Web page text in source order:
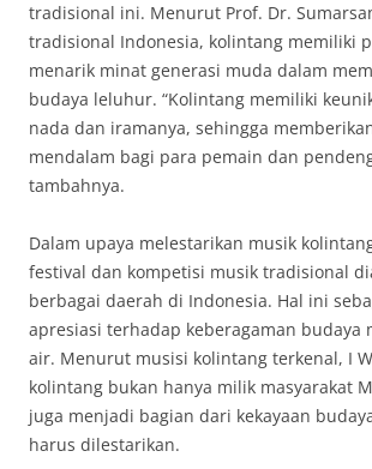
tradisional ini. Menurut Prof. Dr.
tradisional Indonesia, kolintang memiliki
menarik minat generasi muda dalam
budaya leluhur. “Kolintang memiliki
nada dan iramanya, sehingga
mendalam bagi para pemain dan
tambahnya.
Dalam upaya melestarikan musik
festival dan kompetisi musik tradisional
berbagai daerah di Indonesia. Hal ini
apresiasi terhadap keberagaman budaya
air. Menurut musisi kolintang terkenal, I
kolintang bukan hanya milik masyarakat
juga menjadi bagian dari kekayaan
harus dilestarikan.